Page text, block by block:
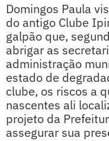
Domingos Paula
do antigo Clube
galpão que,
abrigar as
administração
estado de
clube, os riscos a
nascentes ali
projeto da
assegurar sua